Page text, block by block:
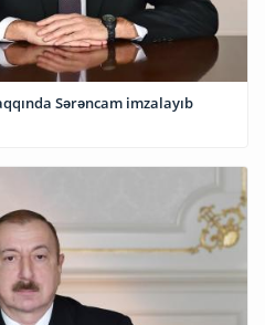
Sərəncam imzalayıb